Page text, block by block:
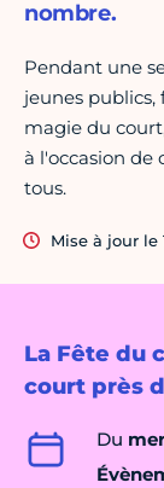
La Fête du
court près
Du
nombre.
Pendant une
jeunes publics,
magie du
à l'occasion de
tous.
Mise à jour le